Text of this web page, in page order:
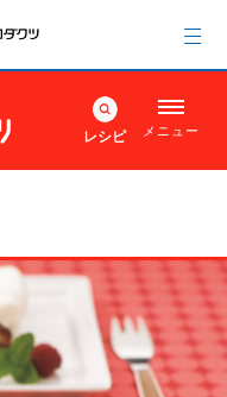
レシピ メニュー